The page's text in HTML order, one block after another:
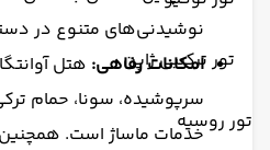
تور ترکیبی ژاپن
تور روسیه
نوشیدنی‌های متنوع در
امکانات رفاهی: هتل
سرپوشیده، سونا، حمام
خدمات ماساژ است. همچنین